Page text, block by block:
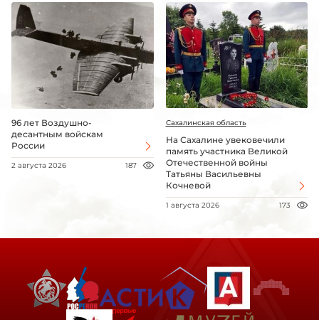
96 лет Воздушно-
десантным войскам
России
2 августа 2026 187
Сахалинская область
На Сахалине увековечили
память участника Великой
Отечественной войны
Татьяны Васильевны
Кочневой
1 августа 2026 173